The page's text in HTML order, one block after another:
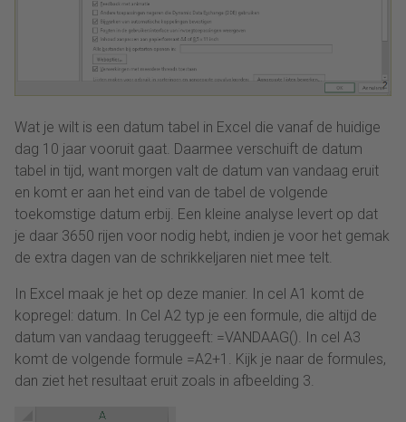
Wat je wilt is een datum tabel in Excel die vanaf de huidige
dag 10 jaar vooruit gaat. Daarmee verschuift de datum
tabel in tijd, want morgen valt de datum van vandaag eruit
en komt er aan het eind van de tabel de volgende
toekomstige datum erbij. Een kleine analyse levert op dat
je daar 3650 rijen voor nodig hebt, indien je voor het gemak
de extra dagen van de schrikkeljaren niet mee telt.
In Excel maak je het op deze manier. In cel A1 komt de
kopregel: datum. In Cel A2 typ je een formule, die altijd de
datum van vandaag teruggeeft: =VANDAAG(). In cel A3
komt de volgende formule =A2+1. Kijk je naar de formules,
dan ziet het resultaat eruit zoals in afbeelding 3.